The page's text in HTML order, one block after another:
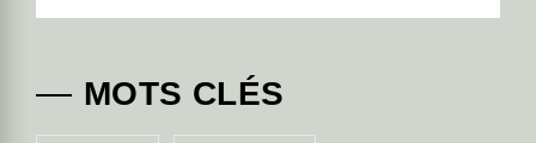
MOTS CLÉS